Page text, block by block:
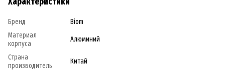
Бренд
Biom
Материал
корпуса
Алюминий
Страна
производитель
Китай